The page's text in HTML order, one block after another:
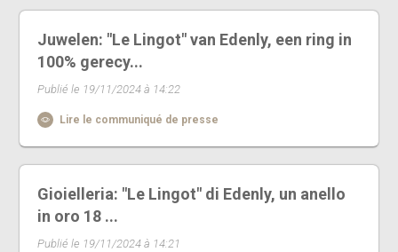
Juwelen: "Le Lingot" van Edenly, een ring in
100% gerecy...
Publié le 19/11/2024 à 14:22
Lire le communiqué de presse
Gioielleria: "Le Lingot" di Edenly, un anello
in oro 18 ...
Publié le 19/11/2024 à 14:21